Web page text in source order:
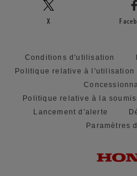
X
Conditions d'utilisation
Politique relative à l'utilisation
Politique relative à la
Lancement d'alerte
Paramètres